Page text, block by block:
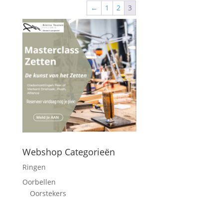
← 1 2 3
Webshop Categorieën
Ringen
Oorbellen
Oorstekers